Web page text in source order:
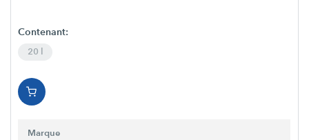
Contenant:
20 l
Marque